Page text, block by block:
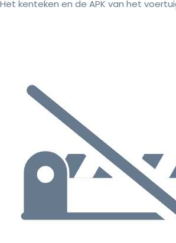
Het kenteken en de APK van het